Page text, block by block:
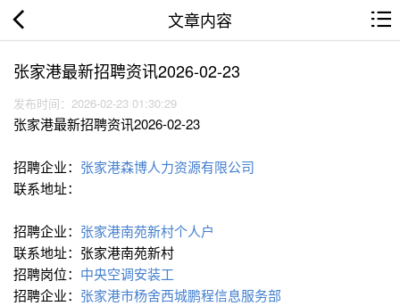
文章内容
张家港最新招聘资讯2026-02-23
发布时间：2026-02-23 01:30:29
张家港最新招聘资讯2026-02-23
招聘企业： 张家港森博人力资源有限公司
联系地址：
招聘企业： 张家港南苑新村个人户
联系地址：张家港南苑新村
招聘岗位： 中央空调安装工
招聘企业： 张家港市杨舍西城鹏程信息服务部